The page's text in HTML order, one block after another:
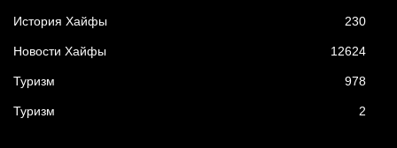
История Хайфы 230
Новости Хайфы 12624
Туризм 978
Туризм 2